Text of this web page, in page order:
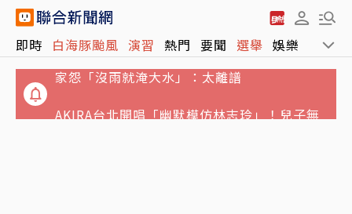
即時 白海豚颱風 演習 熱門 要聞 選舉 娛樂 運動
家怨「沒雨就淹大水」：太離譜
AKIRA台北開唱「幽默模仿林志玲」！兒子無